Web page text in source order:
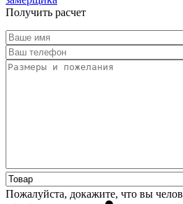
Получить расчет
Пожалуйста, докажите, что вы